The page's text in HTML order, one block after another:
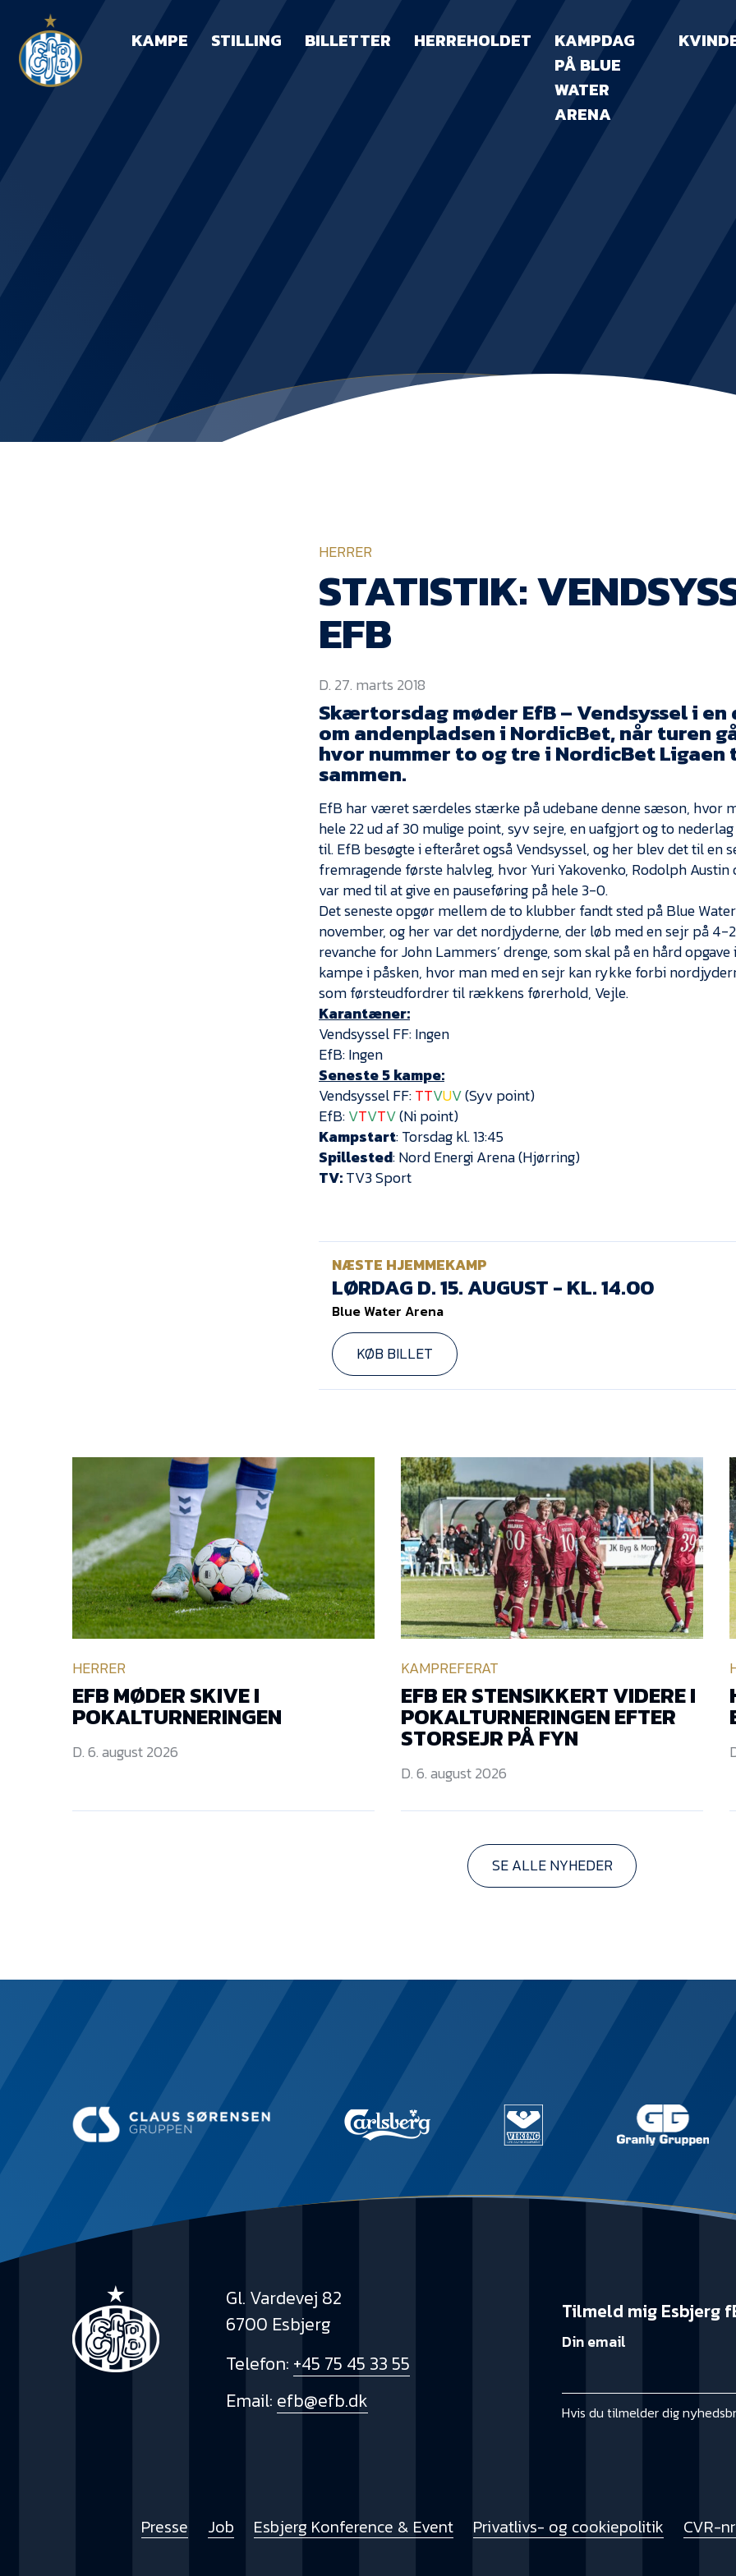
KAMPE STILLING BILLETTER HERREHOLDET
KAMPDAG
PÅ BLUE
WATER
ARENA
HERRER
STATISTIK:
EFB
D. 27. marts 2018
Skærtorsdag møder EfB – Vendsyssel i
om andenpladsen i NordicBet, når turen
hvor nummer to og tre i NordicBet
sammen.
EfB har været særdeles stærke på udebane denne sæson, hvor
hele 22 ud af 30 mulige point, syv sejre, en uafgjort og to
til. EfB besøgte i efteråret også Vendsyssel, og her blev det til en
fremragende første halvleg, hvor Yuri Yakovenko, Rodolph Austin
var med til at give en pauseføring på hele 3-0.
Det seneste opgør mellem de to klubber fandt sted på Blue
november, og her var det nordjyderne, der løb med en sejr på 4-
revanche for John Lammers’ drenge, som skal på en hård
kampe i påsken, hvor man med en sejr kan rykke forbi
som førsteudfordrer til rækkens førerhold, Vejle.
Karantæner:
Vendsyssel FF: Ingen
EfB: Ingen
Seneste 5 kampe:
Vendsyssel FF:TTVUV(Syv point)
EfB:VTVTV(Ni point)
Kampstart: Torsdag kl. 13:45
Spillested: Nord Energi Arena (Hjørring)
TV:TV3 Sport
NÆSTE HJEMMEKAMP
LØRDAG D. 15. AUGUST - KL. 14.00
Blue Water Arena
KØB BILLET
HERRER
EFB MØDER SKIVE I
POKALTURNERINGEN
D. 6. august 2026
KAMPREFERAT
EFB ER STENSIKKERT VIDERE I
POKALTURNERINGEN EFTER
STORSEJR PÅ FYN
D. 6. august 2026
SE ALLE NYHEDER
Gl. Vardevej 82
6700 Esbjerg
Telefon: +45 75 45 33 55
Email: efb@efb.dk
Presse Job Esbjerg Konference & Event Privatlivs- og cookiepolitik CVR-
Tilmeld mig Esbjerg
Din email
Hvis du tilmelder dig